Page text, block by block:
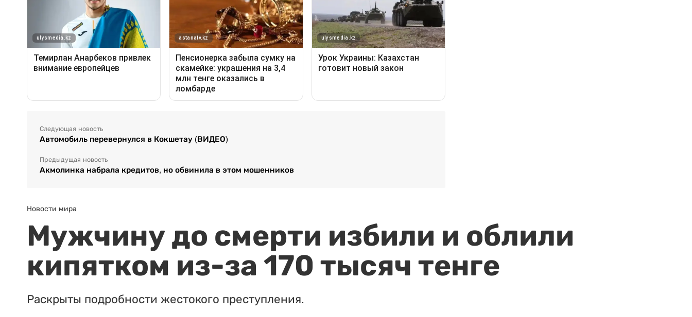
Следующая новость
Автомобиль перевернулся в Кокшетау (ВИДЕО)
Предыдущая новость
Акмолинка набрала кредитов, но обвинила в этом мошенников
Новости мира
Мужчину до смерти избили и облили
кипятком из-за 170 тысяч тенге
Раскрыты подробности жестокого преступления.